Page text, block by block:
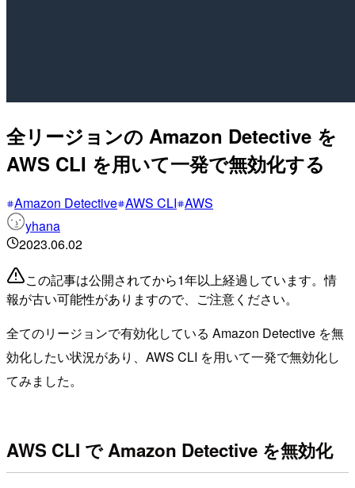
全リージョンの Amazon Detective を
AWS CLI を用いて一発で無効化する
Amazon Detective AWS CLI AWS
yhana
2023.06.02
この記事は公開されてから1年以上経過しています。情
報が古い可能性がありますので、ご注意ください。
全てのリージョンで有効化している Amazon Detective を無
効化したい状況があり、AWS CLI を用いて一発で無効化し
てみました。
AWS CLI で Amazon Detective を無効化